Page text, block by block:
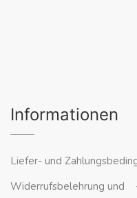
Informationen
Liefer- und
Widerrufsbelehrung und